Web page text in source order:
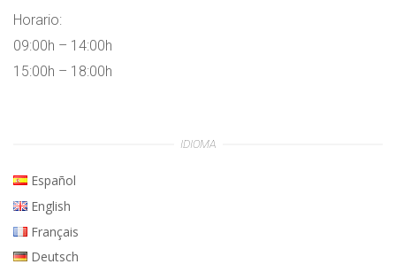
Horario:
09:00h – 14:00h
15:00h – 18:00h
IDIOMA
Español
English
Français
Deutsch